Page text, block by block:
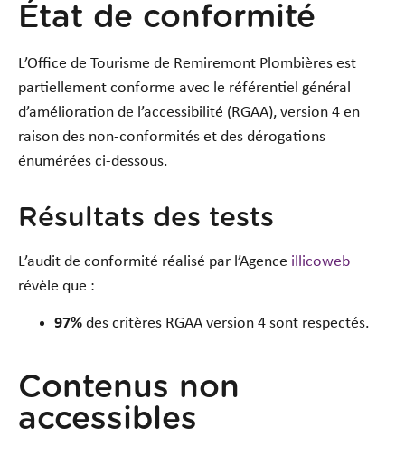
État de conformité
L’Office de Tourisme de Remiremont Plombières est
partiellement conforme avec le référentiel général
d’amélioration de l’accessibilité (RGAA), version 4 en
raison des non-conformités et des dérogations
énumérées ci-dessous.
Résultats des tests
L’audit de conformité réalisé par l’Agence illicoweb
révèle que :
97% des critères RGAA version 4 sont respectés.
Contenus non
accessibles